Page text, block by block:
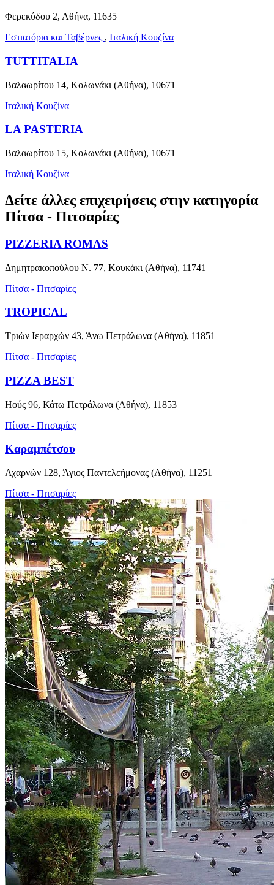
Φερεκύδου 2, Αθήνα, 11635
Εστιατόρια και Ταβέρνες , Ιταλική Κουζίνα
TUTTITALIA
Βαλαωρίτου 14, Κολωνάκι (Αθήνα), 10671
Ιταλική Κουζίνα
LA PASTERIA
Βαλαωρίτου 15, Κολωνάκι (Αθήνα), 10671
Ιταλική Κουζίνα
Δείτε άλλες επιχειρήσεις στην κατηγορία
Πίτσα - Πιτσαρίες
PIZZERIA ROMAS
Δημητρακοπούλου Ν. 77, Κουκάκι (Αθήνα), 11741
Πίτσα - Πιτσαρίες
TROPICAL
Τριών Ιεραρχών 43, Άνω Πετράλωνα (Αθήνα), 11851
Πίτσα - Πιτσαρίες
PIZZA BEST
Ηούς 96, Κάτω Πετράλωνα (Αθήνα), 11853
Πίτσα - Πιτσαρίες
Καραμπέτσου
Αχαρνών 128, Άγιος Παντελεήμονας (Αθήνα), 11251
Πίτσα - Πιτσαρίες